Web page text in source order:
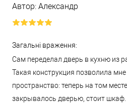
Автор: Александр
Загальні враження:
Сам переделал дверь в кухню из
Такая конструкция позволила
пространство: теперь на том
закрывалось дверью, стоит